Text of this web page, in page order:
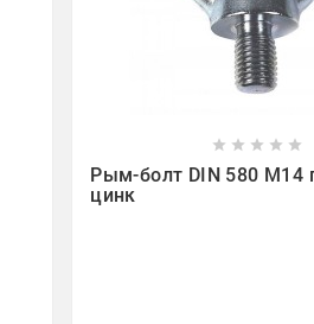
    
Рым-болт DIN 580 М14
цинк